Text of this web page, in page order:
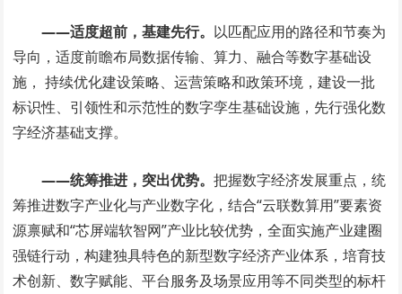
——适度超前，基建先行。 以匹配应用的路径和节奏为
导向，适度前瞻布局数据传输、算力、融合等数字基础设
施， 持续优化建设策略、运营策略和政策环境，建设一批
标识性、引领性和示范性的数字孪生基础设施，先行强化数
字经济基础支撑。
——统筹推进，突出优势。把握数字经济发展重点，统
筹推进数字产业化与产业数字化，结合“云联数算用”要素资
源禀赋和“芯屏端软智网”产业比较优势，全面实施产业建圈
强链行动，构建独具特色的新型数字经济产业体系，培育技
术创新、数字赋能、平台服务及场景应用等不同类型的标杆